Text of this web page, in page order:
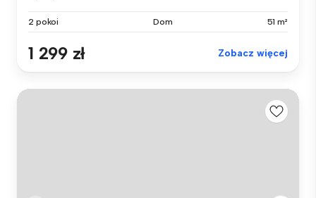
2 pokoi Dom 51 m²
1 299 zł Zobacz więcej